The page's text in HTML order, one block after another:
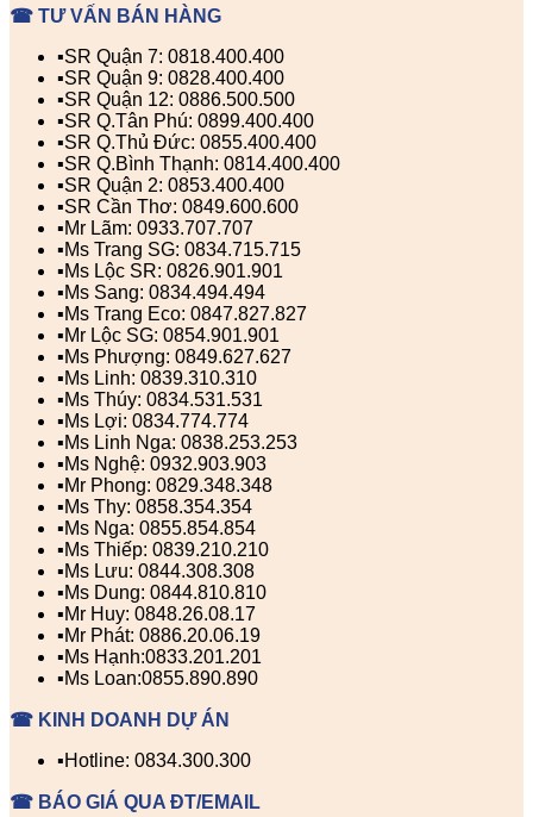
☎ TƯ VẤN BÁN HÀNG
▪️SR Quận 7: 0818.400.400
▪️SR Quận 9: 0828.400.400
▪️SR Quận 12: 0886.500.500
▪️SR Q.Tân Phú: 0899.400.400
▪️SR Q.Thủ Đức: 0855.400.400
▪️SR Q.Bình Thạnh: 0814.400.400
▪️SR Quận 2: 0853.400.400
▪️SR Cần Thơ: 0849.600.600
▪️Mr Lãm: 0933.707.707
▪️Ms Trang SG: 0834.715.715
▪️Ms Lộc SR: 0826.901.901
▪️Ms Sang: 0834.494.494
▪️Ms Trang Eco: 0847.827.827
▪️Mr Lộc SG: 0854.901.901
▪️Ms Phượng: 0849.627.627
▪️Ms Linh: 0839.310.310
▪️Ms Thúy: 0834.531.531
▪️Ms Lợi: 0834.774.774
▪️Ms Linh Nga: 0838.253.253
▪️Ms Nghệ: 0932.903.903
▪️Mr Phong: 0829.348.348
▪️Ms Thy: 0858.354.354
▪️Ms Nga: 0855.854.854
▪️Ms Thiếp: 0839.210.210
▪️Ms Lưu: 0844.308.308
▪️Ms Dung: 0844.810.810
▪️Mr Huy: 0848.26.08.17
▪️Mr Phát: 0886.20.06.19
▪️Ms Hạnh:0833.201.201
▪️Ms Loan:0855.890.890
☎ KINH DOANH DỰ ÁN
▪️Hotline: 0834.300.300
☎ BÁO GIÁ QUA ĐT/EMAIL